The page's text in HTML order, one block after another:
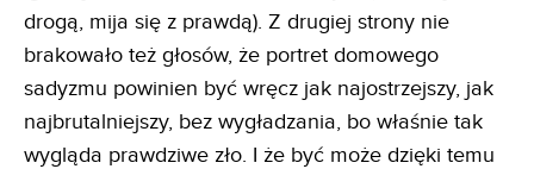
drogą, mija się z prawdą). Z drugiej strony nie
brakowało też głosów, że portret domowego
sadyzmu powinien być wręcz jak najostrzejszy, jak
najbrutalniejszy, bez wygładzania, bo właśnie tak
wygląda prawdziwe zło. I że być może dzięki temu